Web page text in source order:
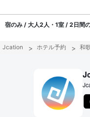
宿のみ / 大人2人・1室 / 2日間
Jcation ホテル予約 和